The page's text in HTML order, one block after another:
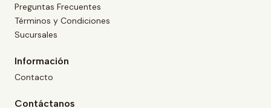
Preguntas Frecuentes
Términos y Condiciones
Sucursales
Información
Contacto
Contáctanos